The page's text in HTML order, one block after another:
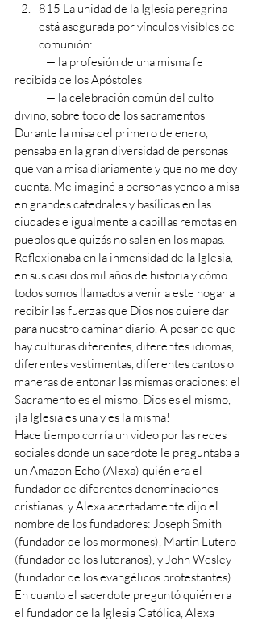
815 La unidad de la Iglesia peregrina
está asegurada por vínculos visibles de
comunión:
— la profesión de una misma fe
recibida de los Apóstoles
— la celebración común del culto
divino, sobre todo de los sacramentos
Durante la misa del primero de enero,
pensaba en la gran diversidad de personas
que van a misa diariamente y que no me doy
cuenta. Me imaginé a personas yendo a misa
en grandes catedrales y basílicas en las
ciudades e igualmente a capillas remotas en
pueblos que quizás no salen en los mapas.
Reflexionaba en la inmensidad de la Iglesia,
en sus casi dos mil años de historia y cómo
todos somos llamados a venir a este hogar a
recibir las fuerzas que Dios nos quiere dar
para nuestro caminar diario. A pesar de que
hay culturas diferentes, diferentes idiomas,
diferentes vestimentas, diferentes cantos o
maneras de entonar las mismas oraciones: el
Sacramento es el mismo, Dios es el mismo,
¡la Iglesia es una y es la misma!
Hace tiempo corría un video por las redes
sociales donde un sacerdote le preguntaba a
un Amazon Echo (Alexa) quién era el
fundador de diferentes denominaciones
cristianas, y Alexa acertadamente dijo el
nombre de los fundadores: Joseph Smith
(fundador de los mormones), Martin Lutero
(fundador de los luteranos), y John Wesley
(fundador de los evangélicos protestantes).
En cuanto el sacerdote preguntó quién era
el fundador de la Iglesia Católica, Alexa